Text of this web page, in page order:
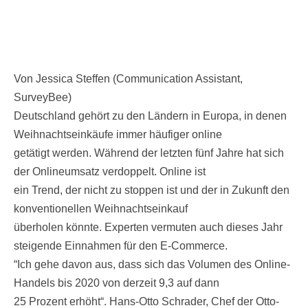
Von Jessica Steffen (Communication Assistant,
SurveyBee)
Deutschland gehört zu den Ländern in Europa, in denen
Weihnachtseinkäufe immer häufiger online
getätigt werden. Während der letzten fünf Jahre hat sich
der Onlineumsatz verdoppelt. Online ist
ein Trend, der nicht zu stoppen ist und der in Zukunft den
konventionellen Weihnachtseinkauf
überholen könnte. Experten vermuten auch dieses Jahr
steigende Einnahmen für den E-Commerce.
“Ich gehe davon aus, dass sich das Volumen des Online-
Handels bis 2020 von derzeit 9,3 auf dann
25 Prozent erhöht“. Hans-Otto Schrader, Chef der Otto-